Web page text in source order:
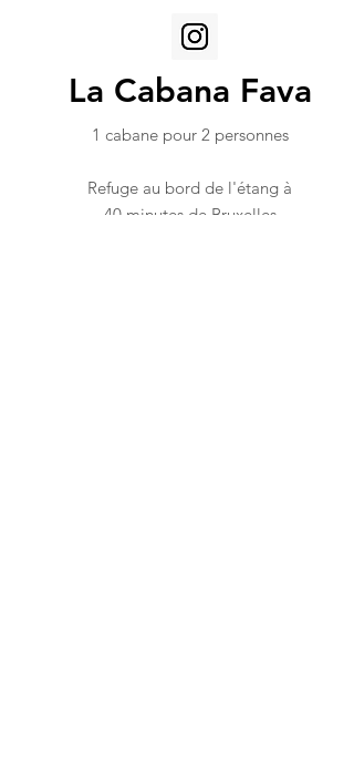
La Cabana Fava
1 cabane pour 2 personnes
Refuge au bord de l'étang à
40 minutes de Bruxelles